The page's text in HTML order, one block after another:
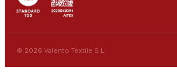
© 2026 Valento Textile S.L.